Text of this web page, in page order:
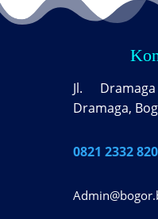
Jl.
Dramaga,
0821 2332